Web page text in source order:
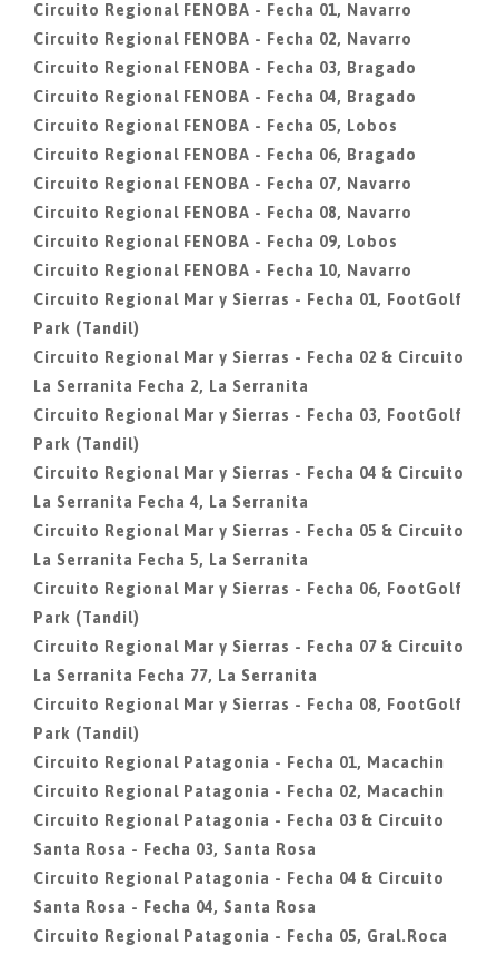
Circuito Regional FENOBA - Fecha 01, Navarro
Circuito Regional FENOBA - Fecha 02, Navarro
Circuito Regional FENOBA - Fecha 03, Bragado
Circuito Regional FENOBA - Fecha 04, Bragado
Circuito Regional FENOBA - Fecha 05, Lobos
Circuito Regional FENOBA - Fecha 06, Bragado
Circuito Regional FENOBA - Fecha 07, Navarro
Circuito Regional FENOBA - Fecha 08, Navarro
Circuito Regional FENOBA - Fecha 09, Lobos
Circuito Regional FENOBA - Fecha 10, Navarro
Circuito Regional Mar y Sierras - Fecha 01, FootGolf
Park (Tandil)
Circuito Regional Mar y Sierras - Fecha 02 & Circuito
La Serranita Fecha 2, La Serranita
Circuito Regional Mar y Sierras - Fecha 03, FootGolf
Park (Tandil)
Circuito Regional Mar y Sierras - Fecha 04 & Circuito
La Serranita Fecha 4, La Serranita
Circuito Regional Mar y Sierras - Fecha 05 & Circuito
La Serranita Fecha 5, La Serranita
Circuito Regional Mar y Sierras - Fecha 06, FootGolf
Park (Tandil)
Circuito Regional Mar y Sierras - Fecha 07 & Circuito
La Serranita Fecha 77, La Serranita
Circuito Regional Mar y Sierras - Fecha 08, FootGolf
Park (Tandil)
Circuito Regional Patagonia - Fecha 01, Macachin
Circuito Regional Patagonia - Fecha 02, Macachin
Circuito Regional Patagonia - Fecha 03 & Circuito
Santa Rosa - Fecha 03, Santa Rosa
Circuito Regional Patagonia - Fecha 04 & Circuito
Santa Rosa - Fecha 04, Santa Rosa
Circuito Regional Patagonia - Fecha 05, Gral.Roca